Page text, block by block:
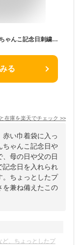
《小サイズ》還暦祝いベア お守り袋 [ちゃんちゃんこ記念日刺繍可] 女性 赤 巾着袋 友人 テディベア おしゃれ 長寿祝い 退職祝い 母の日 敬老の日 父の日 60歳 お誕生日プレゼント ギフト 還暦お祝い ちょっとしたプレゼント
る
在庫を楽天でチェック >>
赤い巾着袋に入っ
ちゃんこ記念日や
母の日や父の日
記念日を入れられ
。ちょっとしたプ
を兼ね備えたこの
ど、ちょっとしたプ